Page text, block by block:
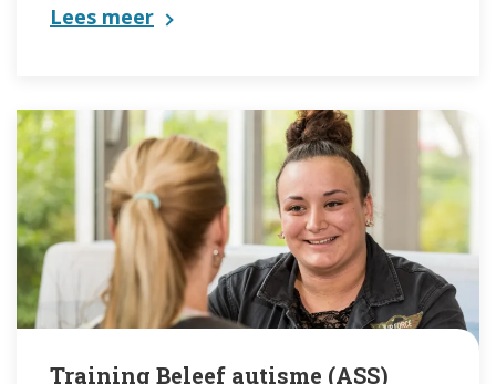
Lees meer
Training Beleef autisme (ASS)